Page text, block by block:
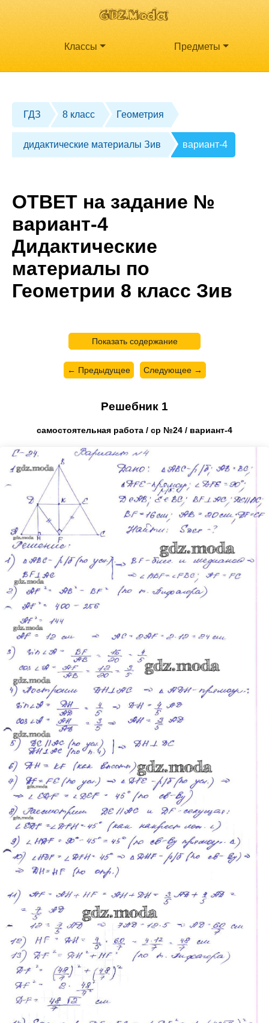
Классы Предметы
ГДЗ 8 класс Геометрия
дидактические материалы Зив вариант-4
ОТВЕТ на задание №
вариант-4
Дидактические
материалы по
Геометрии 8 класс Зив
Показать содержание
← Предыдущее Следующее →
Решебник 1
самостоятельная работа / ср №24 / вариант-4